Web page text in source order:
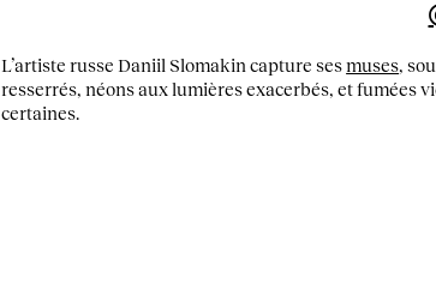
L’artiste russe Daniil Slomakin capture sesmuses,
resserrés, néons aux lumières exacerbés, et fumées
certaines.